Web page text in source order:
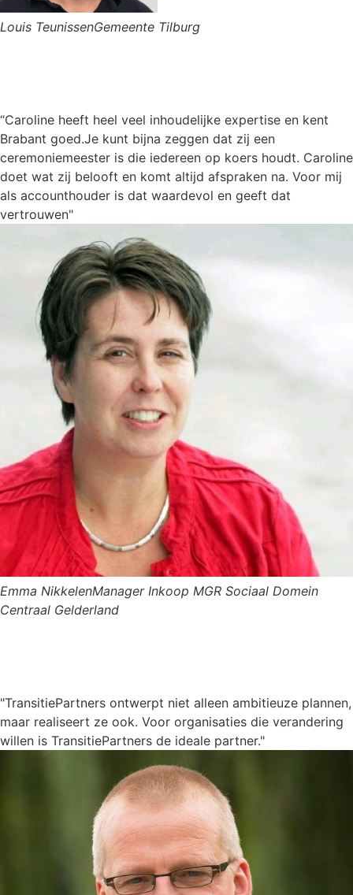
Louis TeunissenGemeente Tilburg
“Caroline heeft heel veel inhoudelijke expertise en kent
Brabant goed.Je kunt bijna zeggen dat zij een
ceremoniemeester is die iedereen op koers houdt. Caroline
doet wat zij belooft en komt altijd afspraken na. Voor mij
als accounthouder is dat waardevol en geeft dat
vertrouwen"
Emma NikkelenManager Inkoop MGR Sociaal Domein
Centraal Gelderland
"TransitiePartners ontwerpt niet alleen ambitieuze plannen,
maar realiseert ze ook. Voor organisaties die verandering
willen is TransitiePartners de ideale partner."